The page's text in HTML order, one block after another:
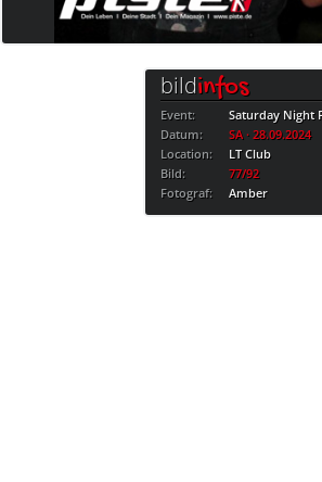
bildinfos
Event:
Saturday Night
Datum:
SA · 28.09.2024
Location:
LT Club
Bild:
77/92
Fotograf:
Amber